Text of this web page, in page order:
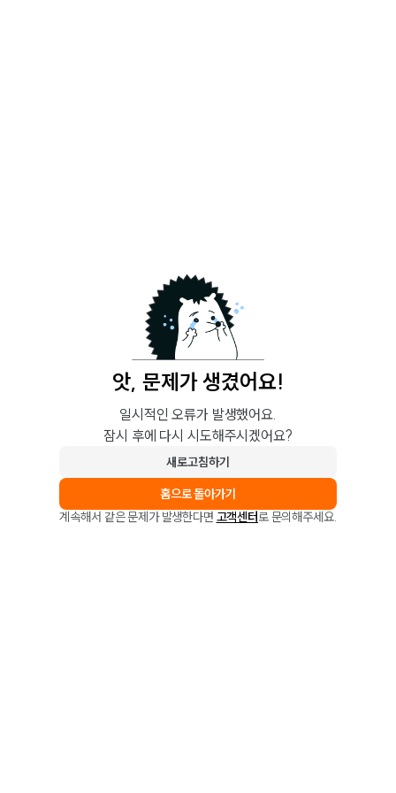
앗, 문제가 생겼어요!
일시적인 오류가 발생했어요.
잠시 후에 다시 시도해주시겠어요?
새로고침하기
홈으로 돌아가기
계속해서 같은 문제가 발생한다면 고객센터로 문의해주세요.